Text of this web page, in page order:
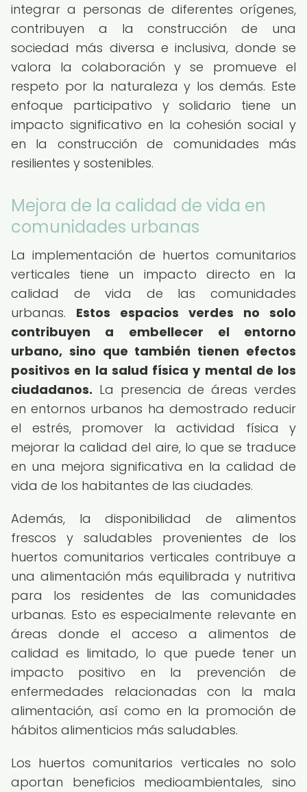
integrar a personas de diferentes orígenes,
contribuyen a la construcción de una
sociedad más diversa e inclusiva, donde se
valora la colaboración y se promueve el
respeto por la naturaleza y los demás. Este
enfoque participativo y solidario tiene un
impacto significativo en la cohesión social y
en la construcción de comunidades más
resilientes y sostenibles.
Mejora de la calidad de vida en
comunidades urbanas
La implementación de huertos comunitarios
verticales tiene un impacto directo en la
calidad de vida de las comunidades
urbanas. Estos espacios verdes no solo
contribuyen a embellecer el entorno
urbano, sino que también tienen efectos
positivos en la salud física y mental de los
ciudadanos. La presencia de áreas verdes
en entornos urbanos ha demostrado reducir
el estrés, promover la actividad física y
mejorar la calidad del aire, lo que se traduce
en una mejora significativa en la calidad de
vida de los habitantes de las ciudades.
Además, la disponibilidad de alimentos
frescos y saludables provenientes de los
huertos comunitarios verticales contribuye a
una alimentación más equilibrada y nutritiva
para los residentes de las comunidades
urbanas. Esto es especialmente relevante en
áreas donde el acceso a alimentos de
calidad es limitado, lo que puede tener un
impacto positivo en la prevención de
enfermedades relacionadas con la mala
alimentación, así como en la promoción de
hábitos alimenticios más saludables.
Los huertos comunitarios verticales no solo
aportan beneficios medioambientales, sino